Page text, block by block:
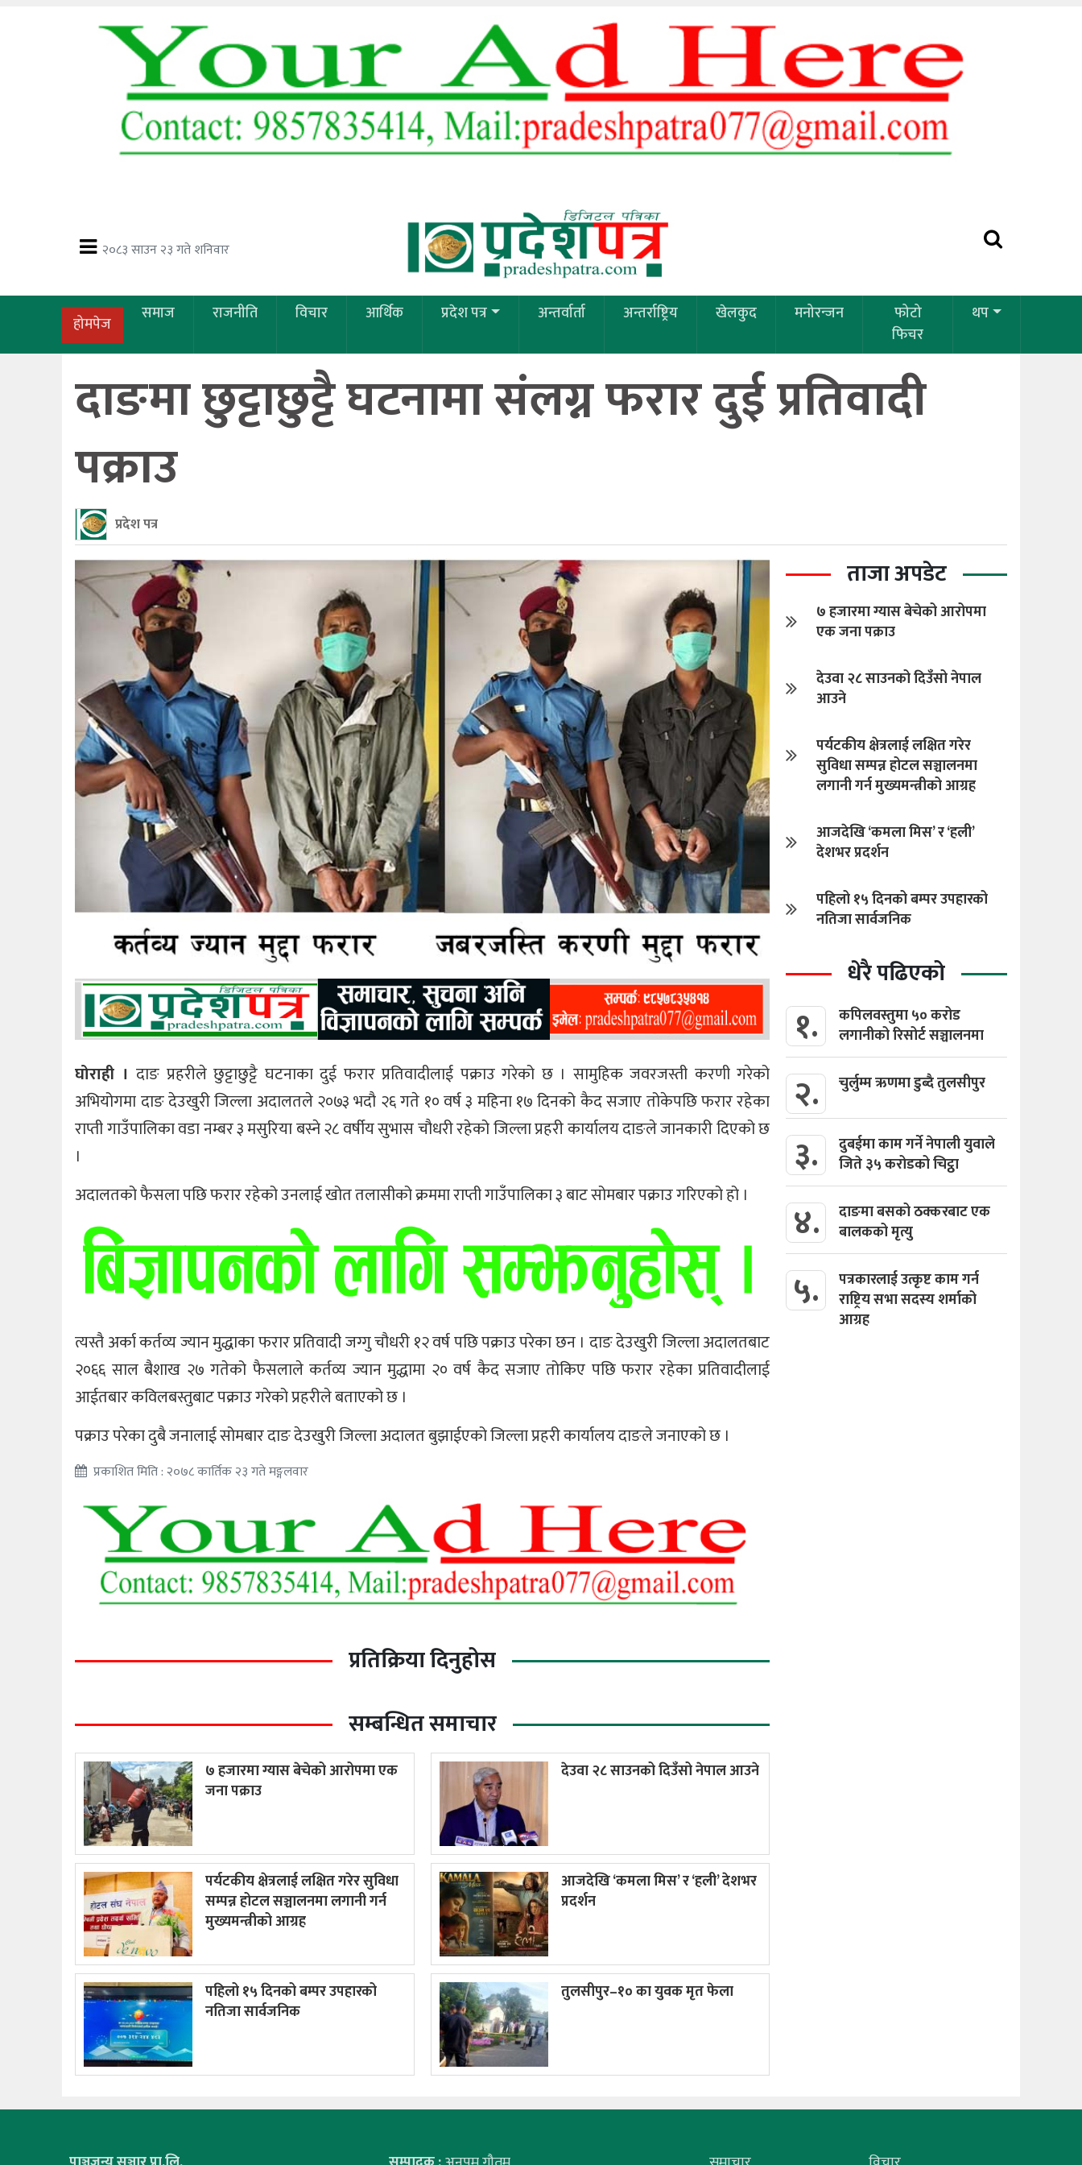
२०८३ साउन २३ गते शनिवार
होमपेज समाज राजनीति विचार आर्थिक प्रदेश पत्र अन्तर्वार्ता अन्तर्राष्ट्रिय खेलकुद मनोरन्जन
फोटो
फिचर
थप
दाङमा छुट्टाछुट्टै घटनामा संलग्न फरार दुई प्रतिवादी
पक्राउ
प्रदेश पत्र
घोराही ।दाङ प्रहरीले छुट्टाछुट्टै घटनाका दुई फरार प्रतिवादीलाई पक्राउ गरेको छ । सामुहिक जवरजस्ती करणी गरेको
अभियोगमा दाङ देउखुरी जिल्ला अदालतले २०७३ भदौ २६ गते १० वर्ष ३ महिना १७ दिनको कैद सजाए तोकेपछि फरार रहेका
राप्ती गाउँपालिका वडा नम्बर ३ मसुरिया बस्ने २८ वर्षीय सुभास चौधरी रहेको जिल्ला प्रहरी कार्यालय दाङले जानकारी दिएको छ
।
अदालतको फैसला पछि फरार रहेको उनलाई खोत तलासीको क्रममा राप्ती गाउँपालिका ३ बाट सोमबार पक्राउ गरिएको हो ।
त्यस्तै अर्का कर्तव्य ज्यान मुद्धाका फरार प्रतिवादी जग्गु चौधरी १२ वर्ष पछि पक्राउ परेका छन । दाङ देउखुरी जिल्ला अदालतबाट
२०६६ साल बैशाख २७ गतेको फैसलाले कर्तव्य ज्यान मुद्धामा २० वर्ष कैद सजाए तोकिए पछि फरार रहेका प्रतिवादीलाई
आईतबार कविलबस्तुबाट पक्राउ गरेको प्रहरीले बताएको छ ।
पक्राउ परेका दुबै जनालाई सोमबार दाङ देउखुरी जिल्ला अदालत बुझाईएको जिल्ला प्रहरी कार्यालय दाङले जनाएको छ ।
प्रकाशित मिति : २०७८ कार्तिक २३ गते मङ्गलवार
प्रतिक्रिया दिनुहोस
सम्बन्धित समाचार
७ हजारमा ग्यास बेचेको आरोपमा एक
जना पक्राउ
देउवा २८ साउनको दिउँसो नेपाल आउने
पर्यटकीय क्षेत्रलाई लक्षित गरेर सुविधा
सम्पन्न होटल सञ्चालनमा लगानी गर्न
मुख्यमन्त्रीको आग्रह
आजदेखि ‘कमला मिस’ र ‘हली’ देशभर
प्रदर्शन
पहिलो १५ दिनको बम्पर उपहारको
नतिजा सार्वजनिक
तुलसीपुर–१० का युवक मृत फेला
ताजा अपडेट
७ हजारमा ग्यास बेचेको आरोपमा
एक जना पक्राउ
देउवा २८ साउनको दिउँसो नेपाल
आउने
पर्यटकीय क्षेत्रलाई लक्षित गरेर
सुविधा सम्पन्न होटल सञ्चालनमा
लगानी गर्न मुख्यमन्त्रीको आग्रह
आजदेखि ‘कमला मिस’ र ‘हली’
देशभर प्रदर्शन
पहिलो १५ दिनको बम्पर उपहारको
नतिजा सार्वजनिक
धेरै पढिएको
१.
कपिलवस्तुमा ५० करोड
लगानीको रिसोर्ट सञ्चालनमा
२. चुर्लुम्म ऋणमा डुब्दै तुलसीपुर
३.
दुबईमा काम गर्ने नेपाली युवाले
जिते ३५ करोडको चिट्ठा
४.
दाङमा बसको ठक्करबाट एक
बालकको मृत्यु
५.
पत्रकारलाई उत्कृष्ट काम गर्न
राष्ट्रिय सभा सदस्य शर्माको
आग्रह